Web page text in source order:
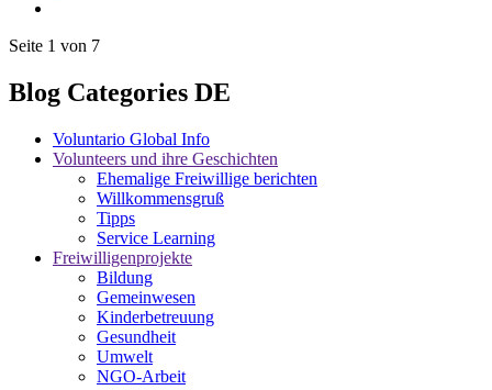
Seite 1 von 7
Blog Categories DE
Voluntario Global Info
Volunteers und ihre Geschichten
Ehemalige Freiwillige berichten
Willkommensgruß
Tipps
Service Learning
Freiwilligenprojekte
Bildung
Gemeinwesen
Kinderbetreuung
Gesundheit
Umwelt
NGO-Arbeit